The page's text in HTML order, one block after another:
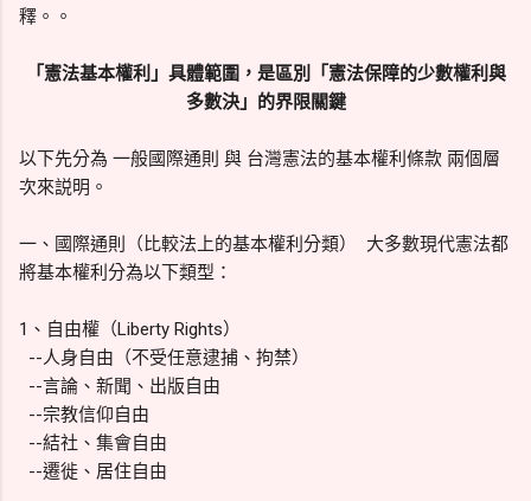
釋。。
「憲法基本權利」具體範圍，是區別「憲法保障的少數權利與
多數決」的界限關鍵
以下先分為 一般國際通則 與 台灣憲法的基本權利條款 兩個層
次來説明。
一、國際通則（比較法上的基本權利分類） 大多數現代憲法都
將基本權利分為以下類型：
1、自由權（Liberty Rights）
--人身自由（不受任意逮捕、拘禁）
--言論、新聞、出版自由
--宗教信仰自由
--結社、集會自由
--遷徙、居住自由